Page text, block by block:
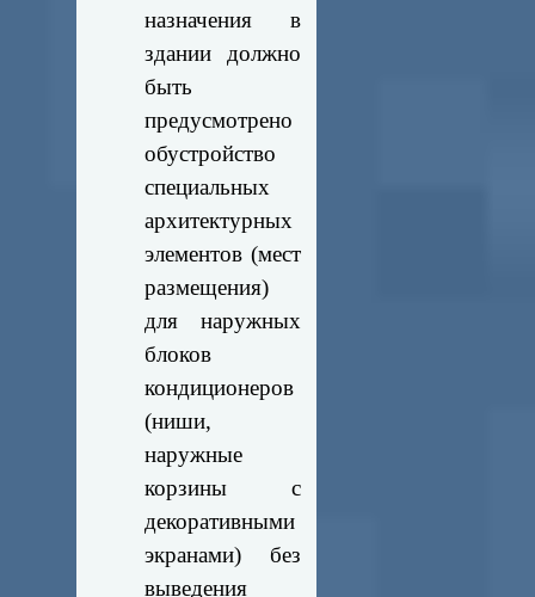
назначения в
здании должно
быть
предусмотрено
обустройство
специальных
архитектурных
элементов (мест
размещения)
для наружных
блоков
кондиционеров
(ниши,
наружные
корзины с
декоративными
экранами) без
выведения